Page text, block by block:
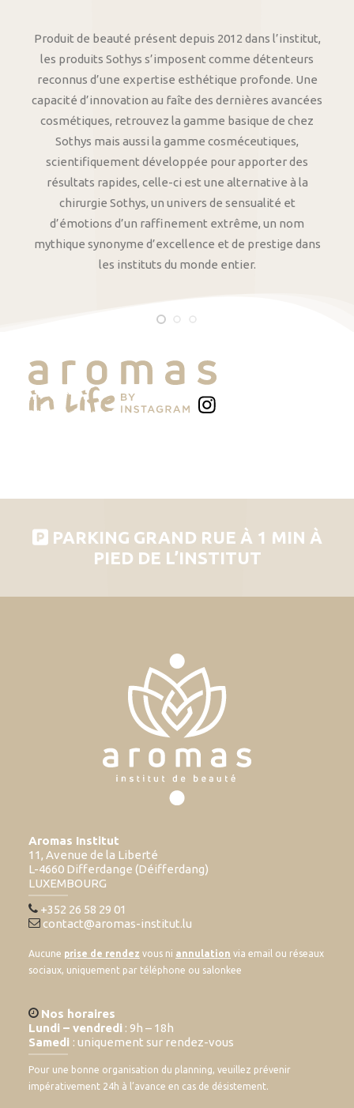
Produit de beauté présent depuis 2012 dans l’institut,
les produits Sothys s’imposent comme détenteurs
reconnus d’une expertise esthétique profonde. Une
capacité d’innovation au faîte des dernières avancées
cosmétiques, retrouvez la gamme basique de chez
Sothys mais aussi la gamme cosméceutiques,
scientifiquement développée pour apporter des
résultats rapides, celle-ci est une alternative à la
chirurgie Sothys, un univers de sensualité et
d’émotions d’un raffinement extrême, un nom
mythique synonyme d’excellence et de prestige dans
les instituts du monde entier.
PARKING GRAND RUE À 1 MIN À
PIED DE L’INSTITUT
Aromas Institut
11, Avenue de la Liberté
L-4660 Differdange (Déifferdang)
LUXEMBOURG
+352 26 58 29 01
contact@aromas-institut.lu
Aucune prise de rendez vous ni annulation via email ou réseaux
sociaux, uniquement par téléphone ou salonkee
Nos horaires
Lundi – vendredi : 9h – 18h
Samedi : uniquement sur rendez-vous
Pour une bonne organisation du planning, veuillez prévenir
impérativement 24h à l’avance en cas de désistement.